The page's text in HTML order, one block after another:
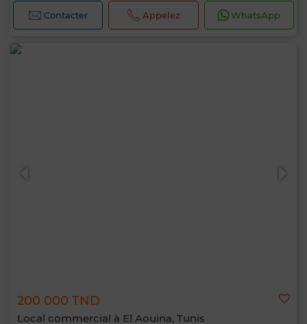
Contacter Appelez WhatsApp
200 000 TND
Local commercial à El Aouina, Tunis